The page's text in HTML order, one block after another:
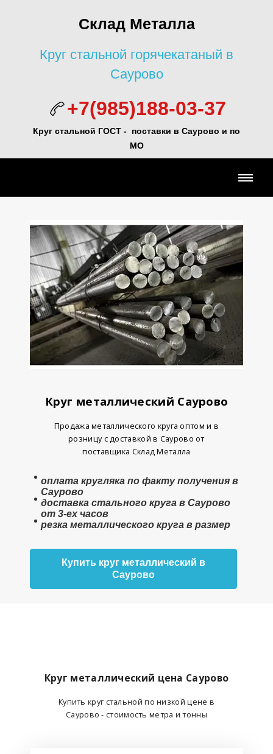
Склад Металла
Круг стальной горячекатаный в
Саурово
+7(985)188-03-37
Круг стальной ГОСТ - поставки в Саурово и по
МО
Круг металлический Саурово
Продажа металлического круга оптом и в
розницу с доставкой в Саурово от
поставщика Склад Металла
оплата кругляка по факту получения в
Саурово
доставка стального круга в Саурово
от 3-ех часов
резка металлического круга в размер
Купить круг металлический в
Саурово
Круг металлический цена Саурово
Купить круг стальной по низкой цене в
Саурово - стоимость метра и тонны